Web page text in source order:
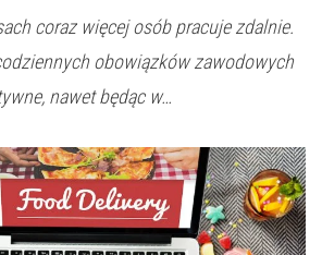
coraz więcej osób pracuje zdalnie.
obowiązków zawodowych
nawet będąc w…